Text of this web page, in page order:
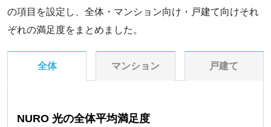
の項目を設定し、全体・マンション向け・戸建て向けそれ
ぞれの満足度をまとめました。
全体
NURO 光の全体平均満足度
マンション 戸建て